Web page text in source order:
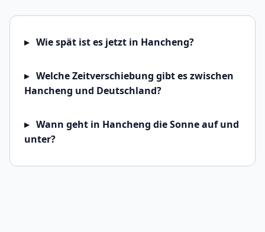
Wie spät ist es jetzt in Hancheng?
Welche Zeitverschiebung gibt es zwischen
Hancheng und Deutschland?
Wann geht in Hancheng die Sonne auf und
unter?